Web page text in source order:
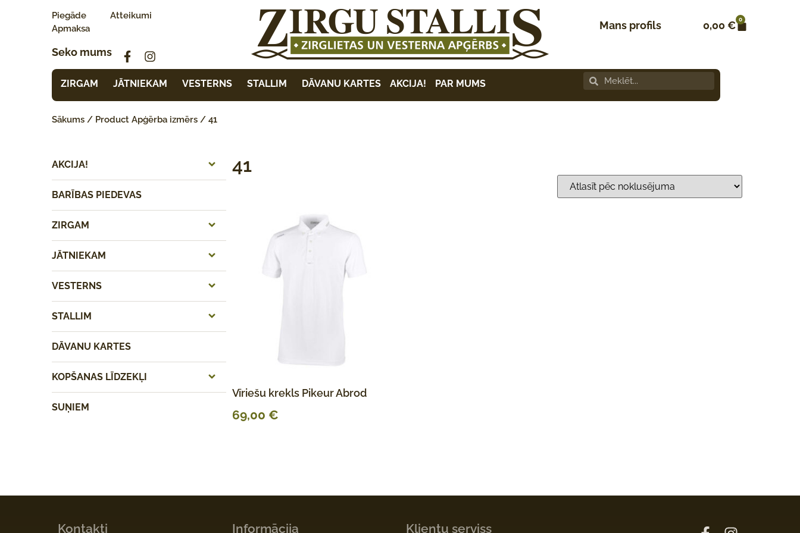
Piegāde
Apmaksa
Atteikumi
Seko mums
Mans profils 0,00€ 0
ZIRGAM JĀTNIEKAM VESTERNS STALLIM DĀVANU KARTES AKCIJA! PAR MUMS
Sākums / Product Apģērba izmērs / 41
AKCIJA!
BARĪBAS PIEDEVAS
ZIRGAM
JĀTNIEKAM
VESTERNS
STALLIM
DĀVANU KARTES
KOPŠANAS LĪDZEKĻI
SUŅIEM
41
Vīriešu krekls Pikeur Abrod
69,00 €
Kontakti Informācija Klientu serviss